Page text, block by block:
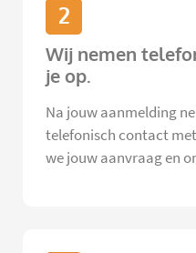
2
Wij nemen
je op.
Na jouw aanmelding
telefonisch contact
we jouw aanvraag en